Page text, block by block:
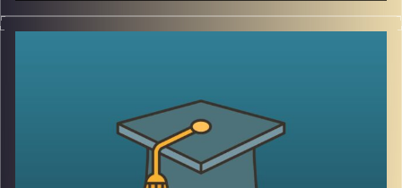
בשבועות האחרונים מקדמת הממשלה רפורמה במערכת
המשפט. כתוצאה מכך, הרוחות במדינה סוערות. פרופסור יניב
AudioVersity